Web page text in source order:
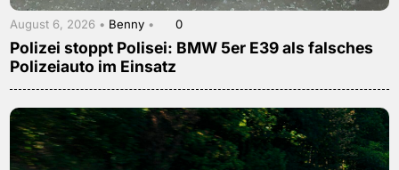
August 6, 2026 • Benny • 0
Polizei stoppt Polisei: BMW 5er E39 als falsches
Polizeiauto im Einsatz